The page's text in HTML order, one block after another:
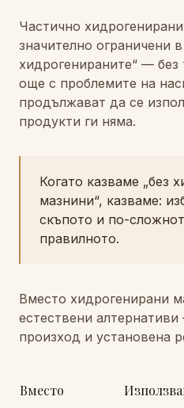
Частично
значително ограничени
хидрогенираните“ —
още с проблемите на
продължават да се
продукти ги няма.
Когато казваме „без
мазнини“, казваме:
скъпото и по-
правилното.
Вместо хидрогенирани
естествени
произход и установена
Вместо